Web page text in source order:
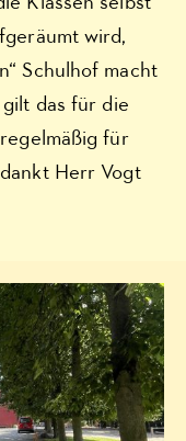
wird,
Schulhof macht
gilt das für die
für
Herr Vogt